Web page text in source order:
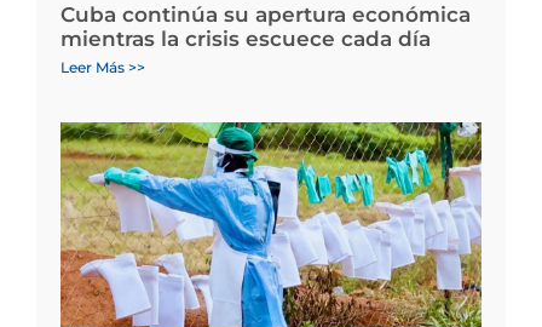
Cuba continúa su apertura económica
mientras la crisis escuece cada día
Leer Más >>